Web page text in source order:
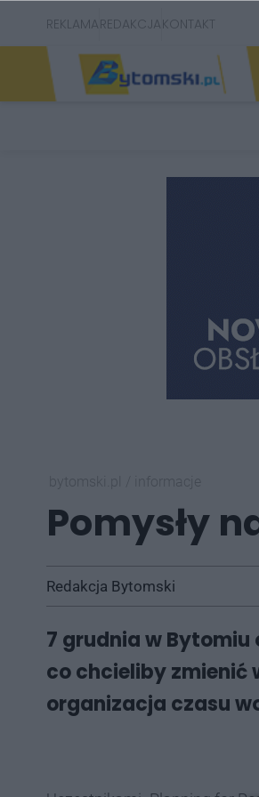
REKLAMAREDAKCJAKONTAKT
Pomysły
Redakcja Bytomski
7 grudnia w Bytomiu
co chcieliby zmienić
organizacja czasu